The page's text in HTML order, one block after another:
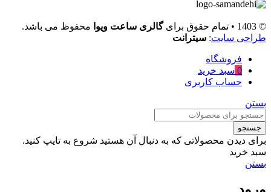
© 1403 • تمام حقوق برای گالری ساعت ویوا محفوظ می باشد.
طراحی سایت: سیترانت
فروشگاه
0 سبد خرید
حساب کاربری
بستن
جستجو
برای دیدن محصولاتی که به دنبال آن هستید شروع به تایپ کنید.
سبد خرید
بستن